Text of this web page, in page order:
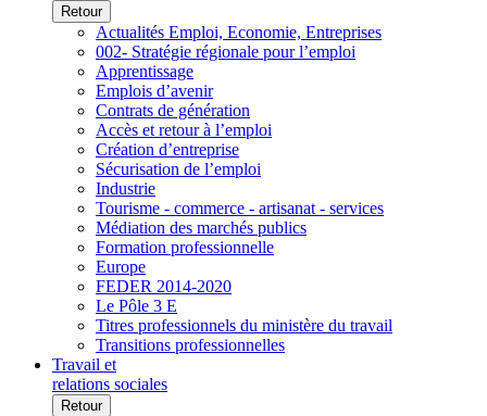
Retour
Actualités Emploi, Economie, Entreprises
002- Stratégie régionale pour l’emploi
Apprentissage
Emplois d’avenir
Contrats de génération
Accès et retour à l’emploi
Création d’entreprise
Sécurisation de l’emploi
Industrie
Tourisme - commerce - artisanat - services
Médiation des marchés publics
Formation professionnelle
Europe
FEDER 2014-2020
Le Pôle 3 E
Titres professionnels du ministère du travail
Transitions professionnelles
Travail et
relations sociales
Retour